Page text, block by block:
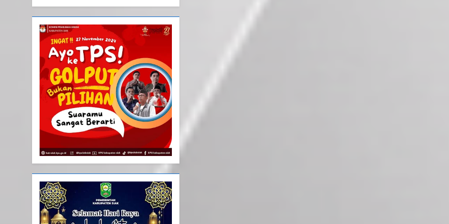
Tiga Bulan Sekali
20
Selamat Hari Kebangkitan
Nasional
IKLAN
21
Iklan Pemerintah Kabupaten
Siak